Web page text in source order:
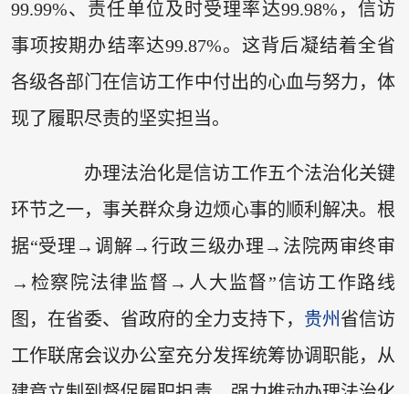
99.99%、责任单位及时受理率达99.98%，信访
事项按期办结率达99.87%。这背后凝结着全省
各级各部门在信访工作中付出的心血与努力，体
现了履职尽责的坚实担当。
办理法治化是信访工作五个法治化关键
环节之一，事关群众身边烦心事的顺利解决。根
据“受理→调解→行政三级办理→法院两审终审
→检察院法律监督→人大监督”信访工作路线
图，在省委、省政府的全力支持下， 贵州 省信访
工作联席会议办公室充分发挥统筹协调职能，从